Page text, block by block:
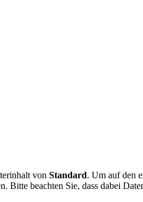
von Standard. Um auf den
Bitte beachten Sie, dass dabei